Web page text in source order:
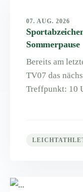
07. AUG. 2026
Sommerpause
Bereits am
TV07 das
Treffpunkt: 10